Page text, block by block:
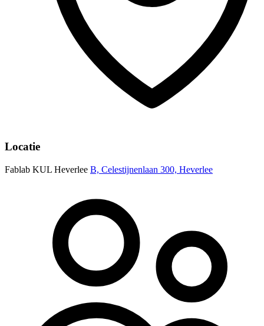
Locatie
Fablab KUL Heverlee B, Celestijnenlaan 300, Heverlee